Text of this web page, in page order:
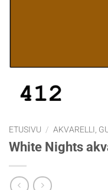
ETUSIVU / AKVARELLI,
White Nights